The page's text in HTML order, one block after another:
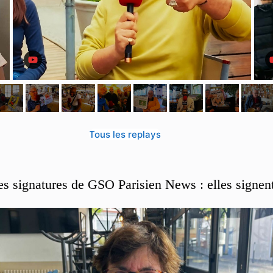
Tous les replays
signatures de GSO Parisien News : elles